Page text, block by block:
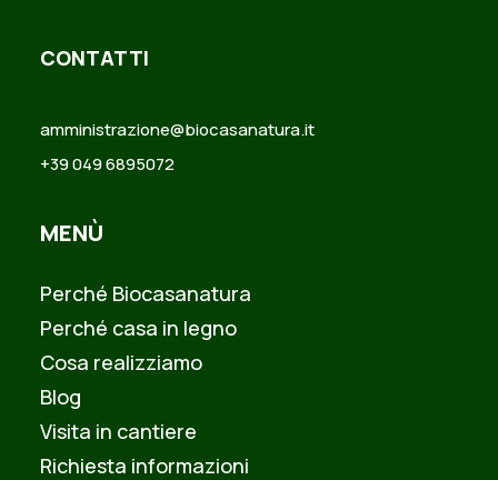
CONTATTI
amministrazione@biocasanatura.it
+39 049 6895072
MENÙ
Perché Biocasanatura
Perché casa in legno
Cosa realizziamo
Blog
Visita in cantiere
Richiesta informazioni